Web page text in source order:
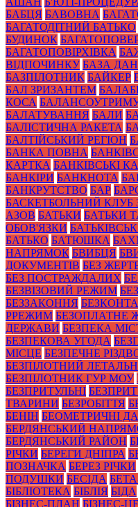
БАБЦЯ БАВОВНА
БАГАТОДІТНИЙ БАТЬКО
БУДИНОК
БАГАТОПОВІРХІВКА
ВІДПОЧИНКУ БАЗА
БАЗПІЛОТНИК БАЙКЕР
БАЛ ЗРИЗАНТЕМ
КОСА
БАЛАТУВАННЯ БАЛИ
БАЛІСТИЧНА РАКЕТА
БАЛТІЙСЬКИЙ РЕГІОН
БАНКА ПОВНА
КАРТКА БАНКІВСЬКІ
БАНКІРИ БАНКНОТА
БАНКРУТСТВО БАР
БАСКЕТБОЛЬНИЙ КЛУБ
АЗОВ БАТЬКИ БАТЬКИ
ОБОВ'ЯЗКИ
БАТЬКО БАТЮШКА
НАПРЯМОК БВИБЦЯ
ДОКУМЕНТІВ БЕЗ
БЕЗ ПОСТРАЖДАЛИХ
БЕЗВІЗОВИЙ РЕЖИМ
БЕЗЗАКОННЯ
РРЕЖИМ БЕЗОПЛАТНЕ
ДЕРЖАВИ БЕЗПЕКА
БЕЗПЕКОВА УГОДА
МІСЦЕ БЕЗПЕЧНЕ
БЕЗПІЛОТНИЙ
БЕЗПІЛОТНИК ГУР МОУ
БЕЗПРИТУЛЬНІ
ТВАРИНИ БЕЗРОБІТТЯ
БЕНІН БЕОМЕТРИЧНІ
БЕРДЯНСЬКИЙ
БЕРДЯНСЬКИЙ РАЙОН
РІЧКИ БЕРЕГИ ДНІПРА
ПОЗНАЧКА БЕРЕЗ РІЧКИ
ПОДУШКИ БЕСІДА
БІБЛІОТЕКА БІБЛІЯ БІДА
БІЗНЕС-ПЛАН БІЗНЕС-